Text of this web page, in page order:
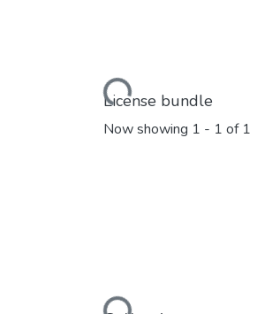
Loading...
License bundle
Now showing 1 - 1 of 1
Loading...